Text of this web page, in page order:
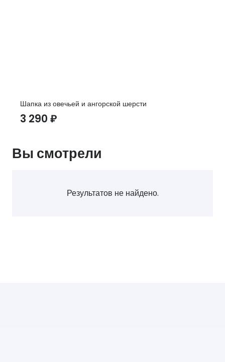
Шапка из овечьей и ангорской шерсти
3 290 ₽
Вы смотрели
Результатов не найдено.